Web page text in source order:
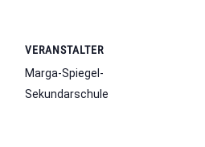
VERANSTALTER
Marga-Spiegel-
Sekundarschule